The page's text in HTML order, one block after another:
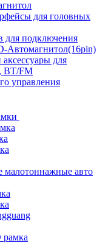
для головных
для подключения
Автомагнитол(16pin)
для
BT/FM
управления
малотоннажные авто